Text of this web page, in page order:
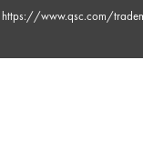
https://www.qsc.com/